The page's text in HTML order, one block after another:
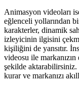
Animasyon videoları
eğlenceli yollarından
karakterler, dinamik
izleyicinin ilgisini
kişiliğini de yansıtır.
videosu ile
şekilde
kurar ve markanızı